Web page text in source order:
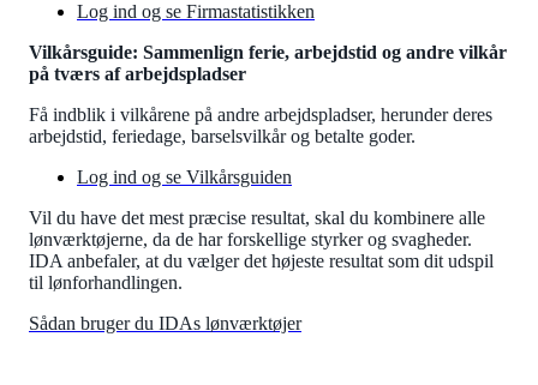
Log ind og se Firmastatistikken
Vilkårsguide: Sammenlign ferie, arbejdstid og andre vilkår
på tværs af arbejdspladser
Få indblik i vilkårene på andre arbejdspladser, herunder deres
arbejdstid, feriedage, barselsvilkår og betalte goder.
Log ind og se Vilkårsguiden
Vil du have det mest præcise resultat, skal du kombinere alle
lønværktøjerne, da de har forskellige styrker og svagheder.
IDA anbefaler, at du vælger det højeste resultat som dit udspil
til lønforhandlingen.
Sådan bruger du IDAs lønværktøjer